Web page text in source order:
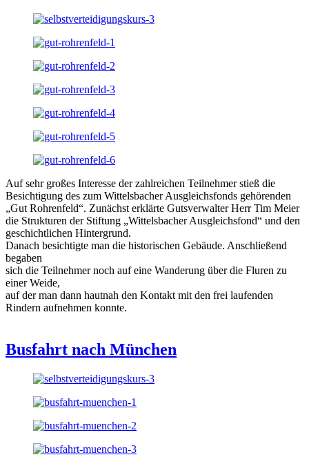
Auf sehr großes Interesse der zahlreichen Teilnehmer stieß die
Besichtigung des zum Wittelsbacher Ausgleichsfonds gehörenden
„Gut Rohrenfeld“. Zunächst erklärte Gutsverwalter Herr Tim Meier
die Strukturen der Stiftung „Wittelsbacher Ausgleichsfond“ und den
geschichtlichen Hintergrund.
Danach besichtigte man die historischen Gebäude. Anschließend
begaben
sich die Teilnehmer noch auf eine Wanderung über die Fluren zu
einer Weide,
auf der man dann hautnah den Kontakt mit den frei laufenden
Rindern aufnehmen konnte.
Busfahrt nach München